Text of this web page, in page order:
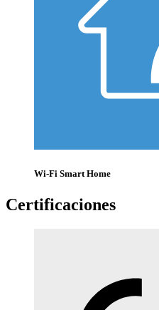
Wi-Fi Smart Home
Certificaciones